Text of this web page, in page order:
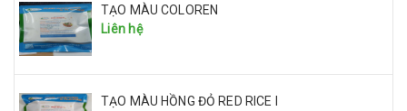
TẠO MÀU COLOREN
Liên hệ
TẠO MÀU HỒNG ĐỎ RED RICE I